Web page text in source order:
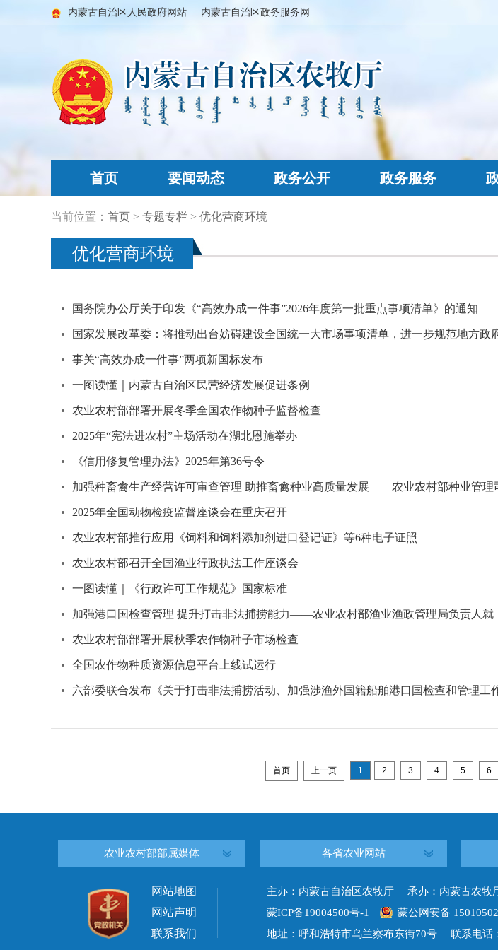
内蒙古自治区人民政府网站 内蒙古自治区政务服务网
首页 要闻动态 政务公开 政务服务
当前位置： 首页 > 专题专栏 > 优化营商环境
优化营商环境
国务院办公厅关于印发《“高效办成一件事”2026年度第一批重点事项清单》的通知
国家发展改革委：将推动出台妨碍建设全国统一大市场事项清单，进一步规范地方政
事关“高效办成一件事”两项新国标发布
一图读懂｜内蒙古自治区民营经济发展促进条例
农业农村部部署开展冬季全国农作物种子监督检查
2025年“宪法进农村”主场活动在湖北恩施举办
《信用修复管理办法》2025年第36号令
加强种畜禽生产经营许可审查管理 助推畜禽种业高质量发展——农业农村部种业管理
2025年全国动物检疫监督座谈会在重庆召开
农业农村部推行应用《饲料和饲料添加剂进口登记证》等6种电子证照
农业农村部召开全国渔业行政执法工作座谈会
一图读懂｜《行政许可工作规范》国家标准
加强港口国检查管理 提升打击非法捕捞能力——农业农村部渔业渔政管理局负责人就
农业农村部部署开展秋季农作物种子市场检查
全国农作物种质资源信息平台上线试运行
六部委联合发布《关于打击非法捕捞活动、加强涉渔外国籍船舶港口国检查和管理工
首页 上一页 1 2 3 4 5 6
农业农村部部属媒体 各省农业网站
网站地图
网站声明
联系我们
主办：内蒙古自治区农牧厅 承办：内蒙古农牧
蒙ICP备19004500号-1
蒙公网安备
地址：呼和浩特市乌兰察布东街70号 联系电话